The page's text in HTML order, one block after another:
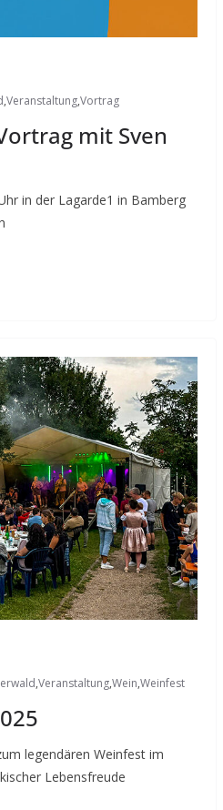
,Veranstaltung,Vortrag
mit Sven
in der Lagarde1 in Bamberg
,Veranstaltung,Wein,Weinfest
legendären Weinfest im
Lebensfreude